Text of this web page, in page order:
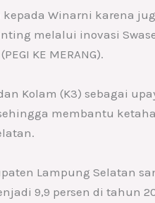
Winarni karena
melalui inovasi
KE MERANG).
Kolam (K3) sebagai
membantu
Lampung Selatan
9,9 persen di tahun